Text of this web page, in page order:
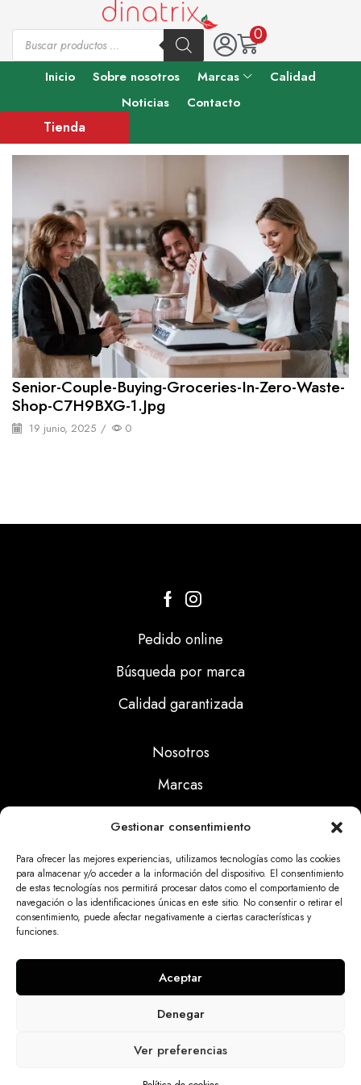
Gestionar consentimiento
Para ofrecer las mejores experiencias, utilizamos tecnologías como las cookies
para almacenar y/o acceder a la información del dispositivo. El consentimiento
de estas tecnologías nos permitirá procesar datos como el comportamiento de
navegación o las identificaciones únicas en este sitio. No consentir o retirar el
consentimiento, puede afectar negativamente a ciertas características y
funciones.
Aceptar
Denegar
Ver preferencias
0
Inicio Sobre nosotros Marcas
Calidad
Noticias
Contacto
Tienda
Senior-Couple-Buying-Groceries-In-Zero-Waste-
Shop-C7H9BXG-1.jpg
19 junio, 2025 / 0
Pedido online
Búsqueda por marca
Calidad garantizada
Nosotros
Marcas
Noticias
Aviso Legal
Políticas Privacidad
Politicas Cookies
pormiempresa.online
Tienda